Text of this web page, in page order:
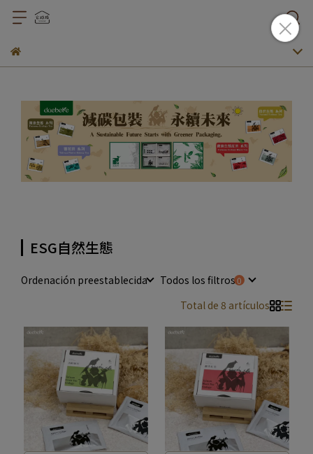
ESG自然生態
Ordenación preestablecida
Todos los filtros
Total de 8 artículos